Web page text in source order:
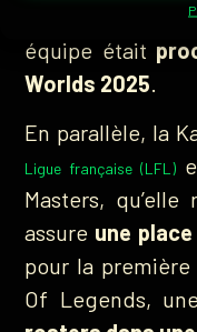
top 4
équipe était
Worlds 2025.
En parallèle, la
Ligue française (LFL)
Masters,
assure une
pour la
Of Legends,